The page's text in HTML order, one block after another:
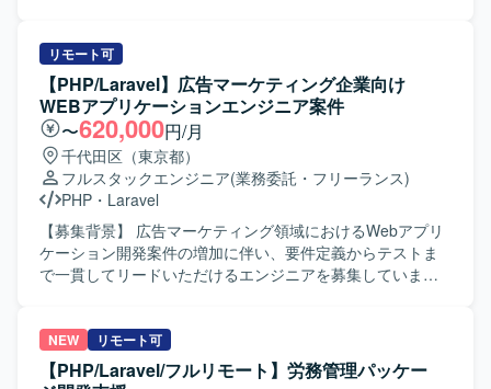
で利用される大規模なECサービスと、そのバックオフィス
システムの開発に携わることで、グローバルなユーザーを
意識した機能改善やパフォーマンスチューニングの経験を
積むことができます。 バックエンドからフロントエンドま
で幅広い領域に関わりつつ、仕様策定や進捗管理など上流
寄りの業務にもチャレンジしていただけます。 【開発環
境】 PHP、Laravel、FuelPHP、JavaScript、TypeScript、
React.js、Vue.js、jQuery、MySQL、Redis、AWS、
Backlog、Slack を用いた環境です。
保を行います。 ・仕入データの統合作業を実施します。
【求める人物像】 ・基幹システムや周辺サブシステムの構
造理解に主体的に取り組める方を求めています。 ・データ
整合性に留意しながら粘り強く業務を遂行できる方を求め
ています。 【ポジションの魅力】 ・大規模小売業の仕入業
務全体を俯瞰しながら統合プロジェクトに携わることがで
きます。 ・複数システム間のデータ連携・統合の経験を積
むことができます。 【開発環境】 ・PHP（Laravel） ・
Vue.js
リモート可
【PHP/Laravel】広告マーケティング企業向け
WEBアプリケーションエンジニア案件
〜620,000円/月
千代田区（東京都）
フルスタックエンジニア(業務委託・フリーランス)
PHP ・ Laravel
【募集背景】 広告マーケティング領域におけるWebアプリ
ケーション開発案件の増加に伴い、要件定義からテストま
で一貫してリードいただけるエンジニアを募集していま
およびJavaScriptを用いたWebアプリケーションの開発・テ
ストを行いながら、社内外の関係者と連携し、課題解決や
調整業務を進めていただきます。自社ローコード開発プラ
NEW リモート可
【PHP/Laravel/フルリモート】労務管理パッケー